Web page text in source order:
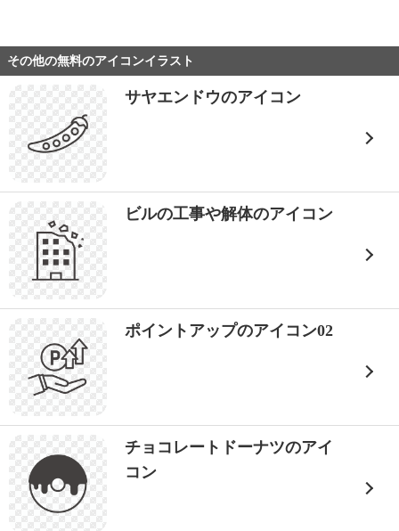
その他の無料のアイコンイラスト
サヤエンドウのアイコン
ビルの工事や解体のアイコン
ポイントアップのアイコン02
チョコレートドーナツのアイ
コン